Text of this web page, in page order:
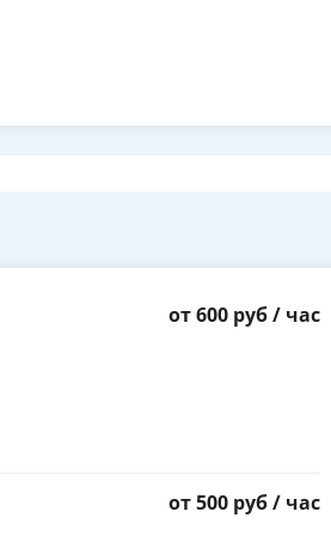
от 600 руб / час
от 500 руб / час